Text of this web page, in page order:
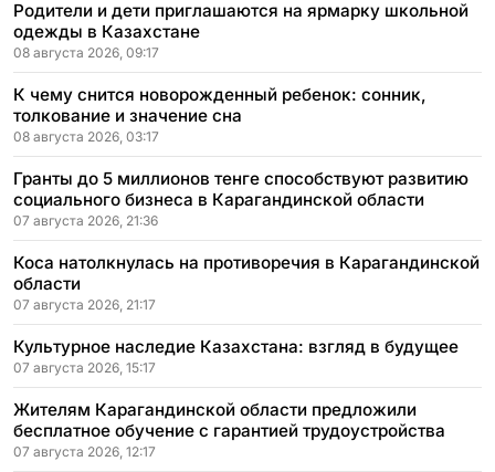
Родители и дети приглашаются на ярмарку школьной
одежды в Казахстане
08 августа 2026, 09:17
К чему снится новорожденный ребенок: сонник,
толкование и значение сна
08 августа 2026, 03:17
Гранты до 5 миллионов тенге способствуют развитию
социального бизнеса в Карагандинской области
07 августа 2026, 21:36
Коса натолкнулась на противоречия в Карагандинской
области
07 августа 2026, 21:17
Культурное наследие Казахстана: взгляд в будущее
07 августа 2026, 15:17
Жителям Карагандинской области предложили
бесплатное обучение с гарантией трудоустройства
07 августа 2026, 12:17